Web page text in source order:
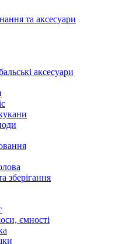
та аксесуари
аксесуари
зберігання
ємності